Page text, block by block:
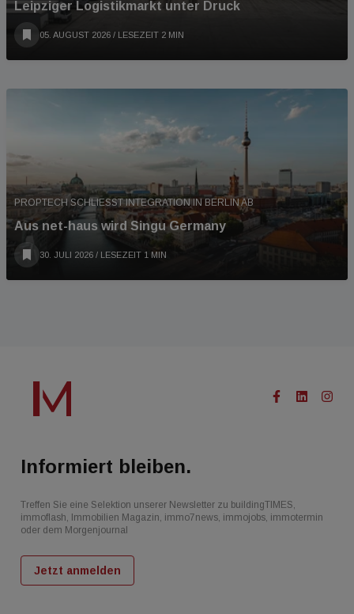
Leipziger Logistikmarkt unter Druck
05. AUGUST 2026 / LESEZEIT 2 MIN
PROPTECH SCHLIESST INTEGRATION IN BERLIN AB
Aus net-haus wird Singu Germany
30. JULI 2026 / LESEZEIT 1 MIN
Informiert bleiben.
Treffen Sie eine Selektion unserer Newsletter zu buildingTIMES,
immoflash, Immobilien Magazin, immo7news, immojobs, immotermin
oder dem Morgenjournal
Jetzt anmelden